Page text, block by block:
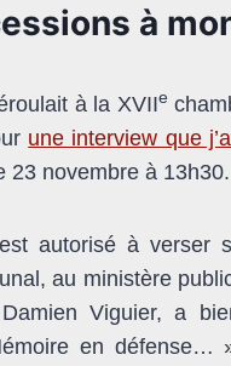
à
à la XVIIe
une interview que
23 novembre à 13h30.
autorisé à verser
au ministère
Damien Viguier, a
en défense…